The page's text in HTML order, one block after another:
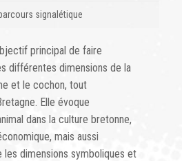
signalétique
principal de faire
différentes dimensions de la
et le cochon, tout
Elle évoque
dans la culture bretonne,
mais aussi
les dimensions symboliques et